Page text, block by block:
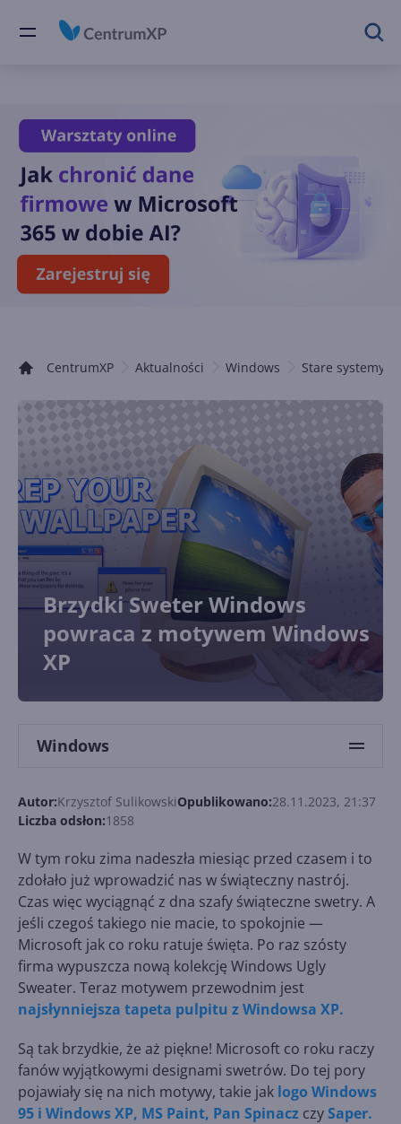
CentrumXP Aktualności Windows Stare systemy
Brzydki Sweter Windows
powraca z motywem Windows
XP
Windows
Autor:Krzysztof SulikowskiOpublikowano:28.11.2023, 21:37
Liczba odsłon:1858
W tym roku zima nadeszła miesiąc przed czasem i to
zdołało już wprowadzić nas w świąteczny nastrój.
Czas więc wyciągnąć z dna szafy świąteczne swetry. A
jeśli czegoś takiego nie macie, to spokojnie —
Microsoft jak co roku ratuje święta. Po raz szósty
firma wypuszcza nową kolekcję Windows Ugly
Sweater. Teraz motywem przewodnim jest
najsłynniejsza tapeta pulpitu z Windowsa XP.
Są tak brzydkie, że aż piękne! Microsoft co roku raczy
fanów wyjątkowymi designami swetrów. Do tej pory
pojawiały się na nich motywy, takie jak logo Windows
95 i Windows XP, MS Paint, Pan Spinacz czySaper.